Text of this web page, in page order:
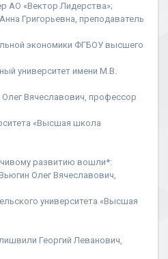
АО «Вектор Лидерства»;
Григорьевна, преподаватель
экономики ФГБОУ высшего
университет имени М.В.
Вячеславович, профессор
«Высшая школа
развитию вошли*:
Олег Вячеславович,
университета «Высшая
Георгий Леванович,